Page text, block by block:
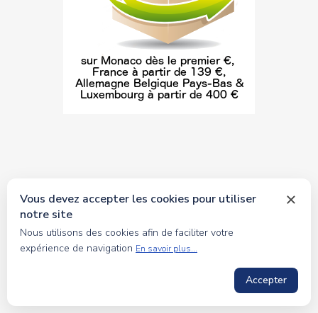
© 2026 tous droits réservés Toyscollection. Réalisation
oceanesoft.com
Vous devez accepter les cookies pour utiliser
notre site
Nous utilisons des cookies afin de faciliter votre
expérience de navigation En savoir plus...
Accepter